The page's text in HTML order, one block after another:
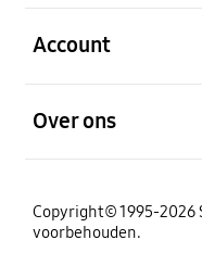
Account
Over ons
Copyright© 1995-2026
voorbehouden.